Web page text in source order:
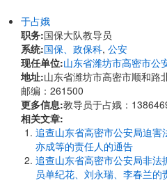
于占娥
职务:国保大队教导员
系统:国保、政保科, 公安
现任单位:山东省潍坊市高密市公
地址:山东省潍坊市高密市顺和路
邮编：261500
更多信息:教导员于占娥：
相关文章:
追查山东省高密市公安局迫
亦成等的责任人的通告
追查山东省高密市公安局非
员单纪花、刘永瑞、李春兰的